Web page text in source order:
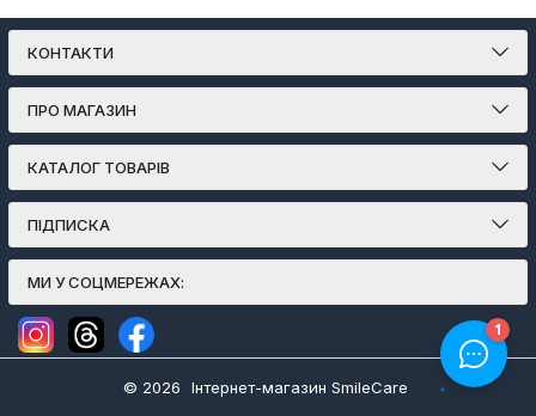
КОНТАКТИ
ПРО МАГАЗИН
КАТАЛОГ ТОВАРІВ
ПІДПИСКА
МИ У СОЦМЕРЕЖАХ:
© 2026 Інтернет-магазин SmileCare